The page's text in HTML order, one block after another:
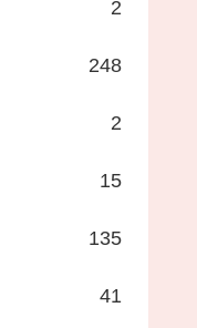
2
248
2
15
135
41